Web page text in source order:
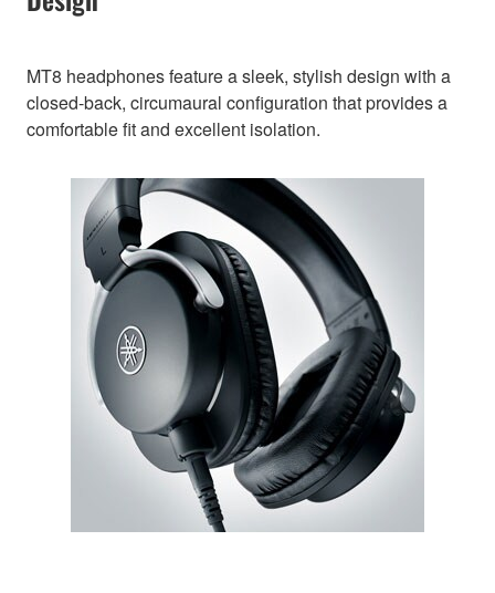
MT8 headphones feature a sleek, stylish design with a
closed-back, circumaural configuration that provides a
comfortable fit and excellent isolation.